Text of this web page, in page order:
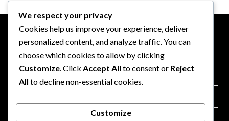
INFORMAȚII LEGALE
Politica de protecție a datelor
We respect your privacy
Cookies help us improve your experience, deliver
personalized content, and analyze traffic. You can
choose which cookies to allow by clicking
Customize . Click Accept All to consent or Reject
All to decline non-essential cookies.
Customize